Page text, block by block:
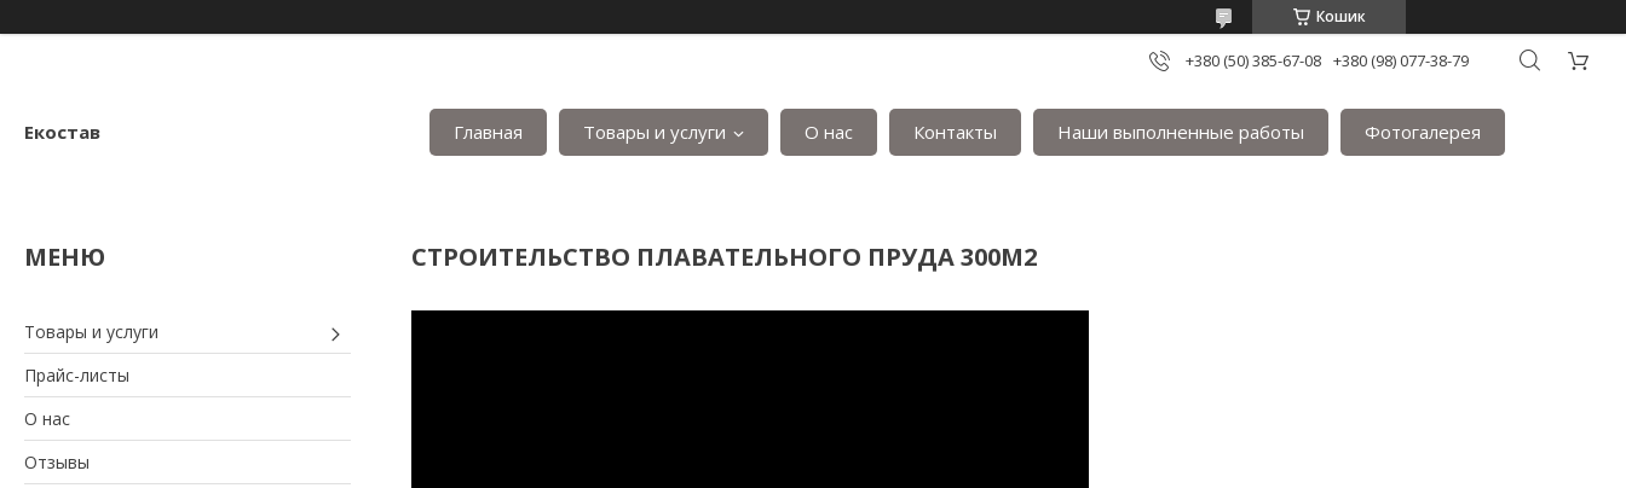
Кошик
+380 (50) 385-67-08 +380 (98) 077-38-79
Екостав Главная Товары и услуги О нас Контакты Наши выполненные работы Фотогалерея
Товары и услуги
Прайс-листы
О нас
Отзывы
СТРОИТЕЛЬСТВО ПЛАВАТЕЛЬНОГО ПРУДА 300М2